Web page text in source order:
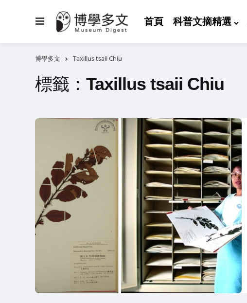
首頁 科普文摘精選
博學多文 Taxillus tsaii Chiu
標籤： Taxillus tsaii Chiu